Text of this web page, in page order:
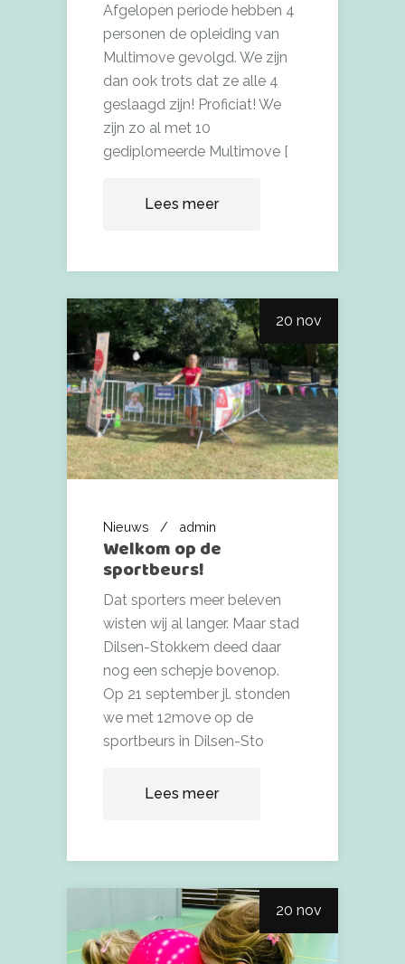
Afgelopen periode hebben 4
personen de opleiding van
Multimove gevolgd. We zijn
dan ook trots dat ze alle 4
geslaagd zijn! Proficiat! We
zijn zo al met 10
gediplomeerde Multimove [
Lees meer
20 nov
Nieuws admin
Welkom op de
sportbeurs!
Dat sporters meer beleven
wisten wij al langer. Maar stad
Dilsen-Stokkem deed daar
nog een schepje bovenop.
Op 21 september jl. stonden
we met 12move op de
sportbeurs in Dilsen-Sto
Lees meer
20 nov